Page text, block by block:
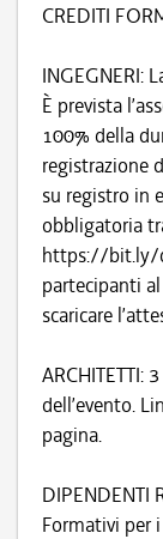
CREDITI
INGEGNERI:
È prevista
100% della
registrazione
su registro in
obbligatoria
https://bit.ly/
partecipanti
scaricare
ARCHITETTI:
dell’evento.
pagina.
DIPENDENTI
Formativi per